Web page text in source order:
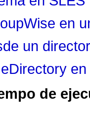
en
un
de